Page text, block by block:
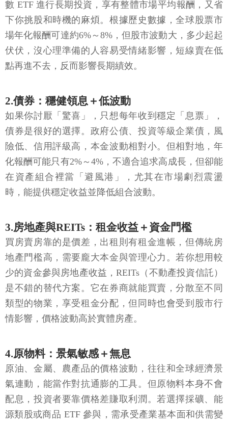
數 ETF 進行長期投資，享有整體市場平均報酬，又省
下你挑股和時機的麻煩。根據歷史數據，全球股票市
場年化報酬可達約6%～8%，但股市波動大，多少起起
伏伏，沒心理準備的人容易受情緒影響，短線賣在低
點再進不去，反而影響長期績效。
2.債券：穩健領息＋低波動
如果你討厭「驚喜」，只想每年收到穩定「息票」，
債券是很好的選擇。政府公債、投資等級企業債，風
險低、信用評級高，本金波動相對小。但相對地，年
化報酬可能只有2%～4%，不適合追求高成長，但卻能
在資產組合裡當「避風港」，尤其在市場劇烈震盪
時，能提供穩定收益並降低組合波動。
3.房地產與REITs：租金收益＋資金門檻
買房賣房靠的是價差，出租則有租金進帳，但傳統房
地產門檻高，需要龐大本金與管理心力。若你想用較
少的資金參與房地產收益，REITs（不動產投資信託）
是不錯的替代方案。它在券商就能買賣，分散至不同
類型的物業，享受租金分配，但同時也會受到股市行
情影響，價格波動高於實體房產。
4.原物料：景氣敏感＋無息
原油、金屬、農產品的價格波動，往往和全球經濟景
氣連動，能當作對抗通膨的工具。但原物料本身不會
配息，投資者要靠價格差賺取利潤。若選擇採礦、能
源類股或商品 ETF 參與，需承受產業基本面和供需變